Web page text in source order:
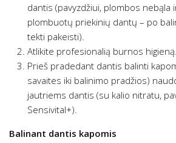
dantis (pavyzdžiui, plombos nebąla
plombuotų priekinių dantų – po
tekti pakeisti).
Atlikite profesionalią burnos higieną.
Prieš pradedant dantis balinti
savaites iki balinimo pradžios)
jautriems dantis (su kalio nitratu,
Sensivital+).
Balinant dantis kapomis